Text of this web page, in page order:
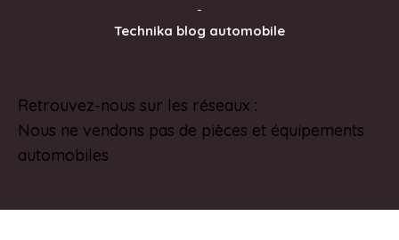
-
Technika blog automobile
Retrouvez-nous sur les réseaux :
Nous ne vendons pas de pièces et équipements
automobiles